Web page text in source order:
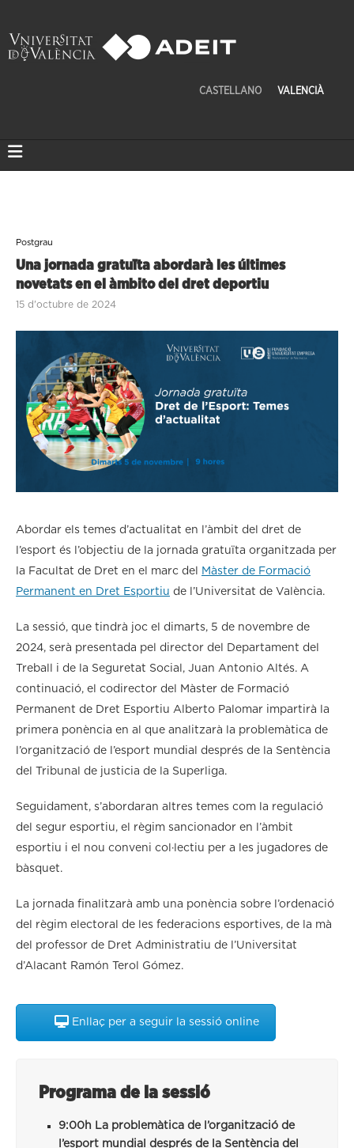
CASTELLANO VALENCIÀ
Postgrau
Una jornada gratuïta abordarà les últimes
novetats en el àmbito del dret deportiu
15 d'octubre de 2024
Abordar els temes d’actualitat en l’àmbit del dret de
l’esport és l’objectiu de la jornada gratuïta organitzada per
la Facultat de Dret en el marc del
Màster de Formació
Permanent en Dret Esportiu de l’Universitat de València.
La sessió, que tindrà joc el dimarts, 5 de novembre de
2024, serà presentada pel director del Departament del
Treball i de la Seguretat Social, Juan Antonio Altés. A
continuació, el codirector del Màster de Formació
Permanent de Dret Esportiu Alberto Palomar impartirà la
primera ponència en al que analitzarà la problemàtica de
l’organització de l’esport mundial després de la Sentència
del Tribunal de justicia de la Superliga.
Seguidament, s’abordaran altres temes com la regulació
del segur esportiu, el règim sancionador en l’àmbit
esportiu i el nou conveni col·lectiu per a les jugadores de
bàsquet.
La jornada finalitzarà amb una ponència sobre l’ordenació
del règim electoral de les federacions esportives, de la mà
del professor de Dret Administratiu de l’Universitat
d’Alacant Ramón Terol Gómez.
Enllaç per a seguir la sessió online
Programa de la sessió
9:00h La problemàtica de l’organització de
l’esport mundial després de la Sentència del